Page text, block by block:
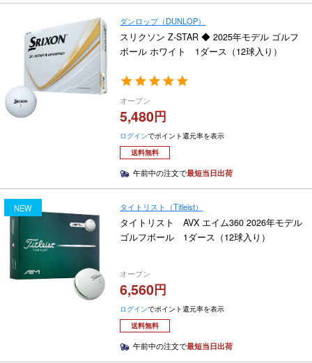
ダンロップ（DUNLOP）
スリクソン Z-STAR ◆ 2025年モデル ゴルフ
ボール ホワイト 1ダース（12球入り）
オープン
5,480
ログインでポイント還元率を表示
送料無料
午前中の注文で最短当日出荷
NEW タイトリスト（Titleist）
タイトリスト AVX エイム360 2026年モデル
ゴルフボール 1ダース（12球入り）
オープン
6,560
ログインでポイント還元率を表示
送料無料
午前中の注文で最短当日出荷